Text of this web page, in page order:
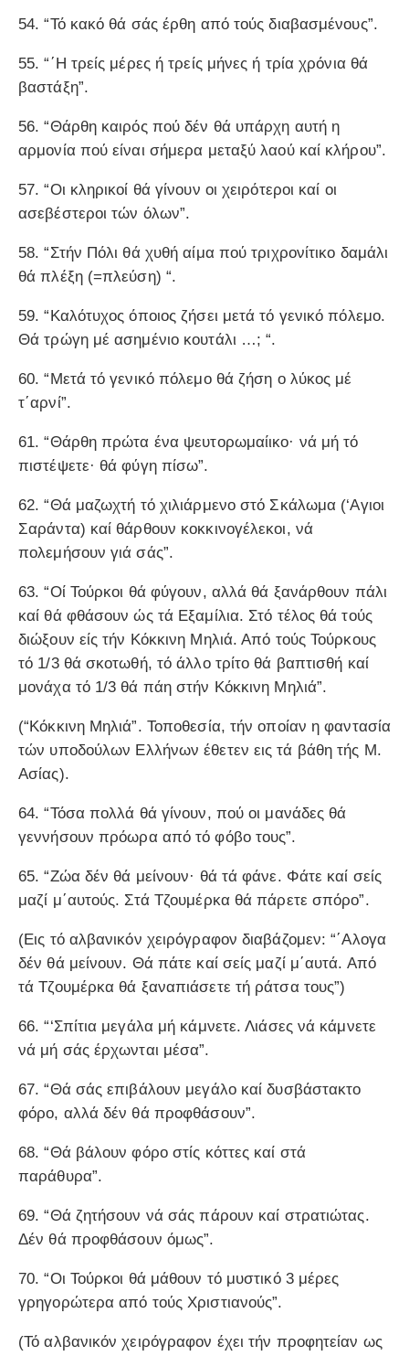
54. “Τό κακό θά σάς έρθη από τούς διαβασμένους”.
55. “΄Η τρείς μέρες ή τρείς μήνες ή τρία χρόνια θά
βαστάξη”.
56. “Θάρθη καιρός πού δέν θά υπάρχη αυτή η
αρμονία πού είναι σήμερα μεταξύ λαού καί κλήρου”.
57. “Οι κληρικοί θά γίνουν οι χειρότεροι καί οι
ασεβέστεροι τών όλων”.
58. “Στήν Πόλι θά χυθή αίμα πού τριχρονίτικο δαμάλι
θά πλέξη (=πλεύση) “.
59. “Καλότυχος όποιος ζήσει μετά τό γενικό πόλεμο.
Θά τρώγη μέ ασημένιο κουτάλι …; “.
60. “Μετά τό γενικό πόλεμο θά ζήση ο λύκος μέ
τ΄αρνί”.
61. “Θάρθη πρώτα ένα ψευτορωμαίικο· νά μή τό
πιστέψετε· θά φύγη πίσω”.
62. “Θά μαζωχτή τό χιλιάρμενο στό Σκάλωμα (‘Aγιοι
Σαράντα) καί θάρθουν κοκκινογέλεκοι, νά
πολεμήσουν γιά σάς”.
63. “Οί Τούρκοι θά φύγουν, αλλά θά ξανάρθουν πάλι
καί θά φθάσουν ώς τά Εξαμίλια. Στό τέλος θά τούς
διώξουν είς τήν Κόκκινη Μηλιά. Από τούς Τούρκους
τό 1/3 θά σκοτωθή, τό άλλο τρίτο θά βαπτισθή καί
μονάχα τό 1/3 θά πάη στήν Κόκκινη Μηλιά”.
(“Κόκκινη Μηλιά”. Τοποθεσία, τήν οποίαν η φαντασία
τών υποδούλων Ελλήνων έθετεν εις τά βάθη τής Μ.
Ασίας).
64. “Τόσα πολλά θά γίνουν, πού οι μανάδες θά
γεννήσουν πρόωρα από τό φόβο τους”.
65. “Ζώα δέν θά μείνουν· θά τά φάνε. Φάτε καί σείς
μαζί μ΄αυτούς. Στά Τζουμέρκα θά πάρετε σπόρο”.
(Εις τό αλβανικόν χειρόγραφον διαβάζομεν: “΄Αλογα
δέν θά μείνουν. Θά πάτε καί σείς μαζί μ΄αυτά. Από
τά Τζουμέρκα θά ξαναπιάσετε τή ράτσα τους”)
66. “‘Σπίτια μεγάλα μή κάμνετε. Λιάσες νά κάμνετε
νά μή σάς έρχωνται μέσα”.
67. “Θά σάς επιβάλουν μεγάλο καί δυσβάστακτο
φόρο, αλλά δέν θά προφθάσουν”.
68. “Θά βάλουν φόρο στίς κόττες καί στά
παράθυρα”.
69. “Θά ζητήσουν νά σάς πάρουν καί στρατιώτας.
Δέν θά προφθάσουν όμως”.
70. “Οι Τούρκοι θά μάθουν τό μυστικό 3 μέρες
γρηγορώτερα από τούς Χριστιανούς”.
(Τό αλβανικόν χειρόγραφον έχει τήν προφητείαν ως